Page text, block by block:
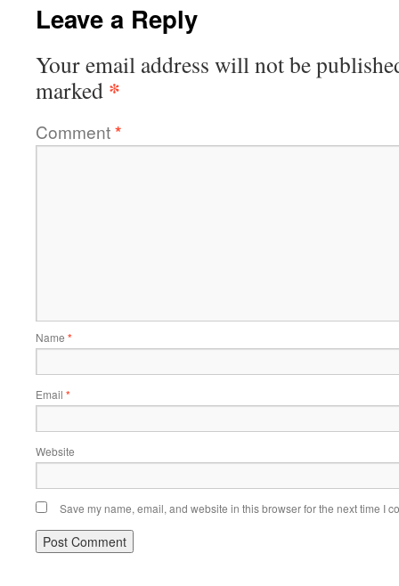
Leave a Reply
Your email address will not be
marked *
Comment*
Name *
Email *
Website
Save my name, email, and website in this browser for the next time I